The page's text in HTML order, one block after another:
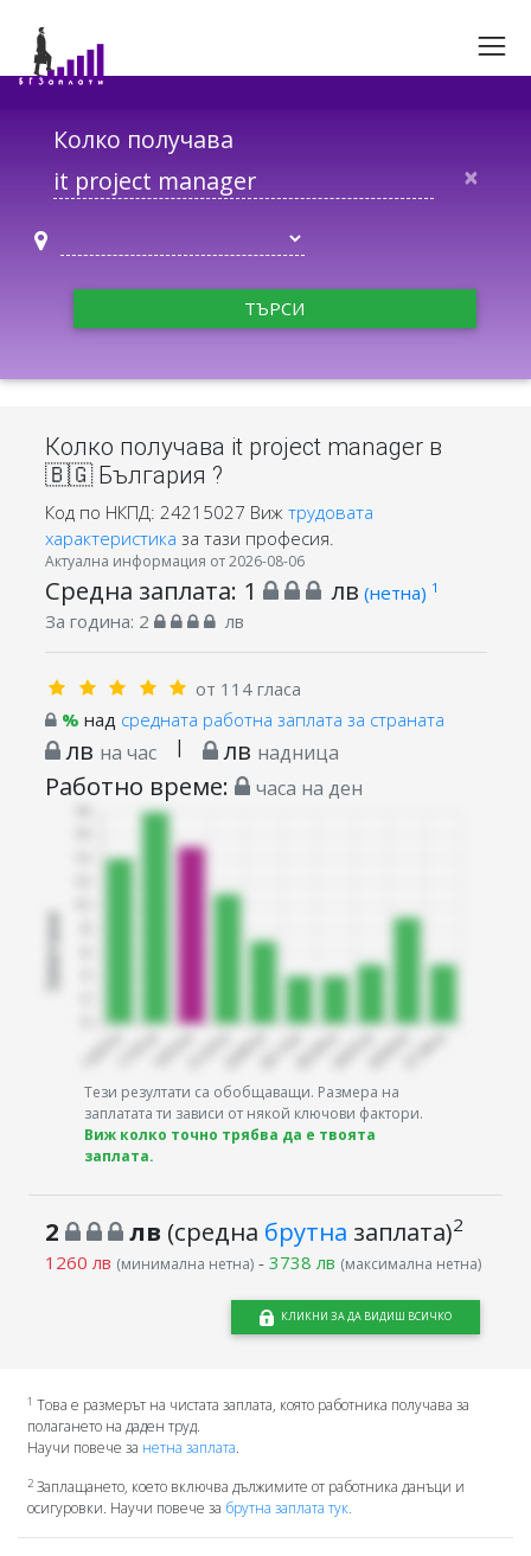
Колко получава
×
ТЪРСИ
Колко получава it project manager в
🇧🇬 България ?
Код по НКПД: 24215027 Виж трудовата
характеристика за тази професия.
Актуална информация от 2026-08-06
Средна заплата: 1 лв (нетна) 1
За година: 2 лв
от 114 гласа
% над средната работна заплата за страната
лв на час | лв надница
Работно време: часа на ден
Тези резултати са обобщаващи. Размера на
заплатата ти зависи от някой ключови фактори.
Виж колко точно трябва да е твоята
заплата.
2 лв (средна брутна заплата)2
1260 лв (минимална нетна)- 3738 лв (максимална нетна)
КЛИКНИ ЗА ДА ВИДИШ ВСИЧКО
1 Това е размерът на чистата заплата, която работника получава за
полагането на даден труд.
Научи повече за нетна заплата.
2Заплащането, което включва дължимите от работника данъци и
осигуровки. Научи повече за брутна заплата тук.